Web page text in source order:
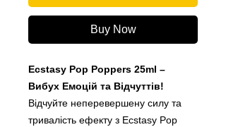
Buy Now
Ecstasy Pop Poppers 25ml –
Вибух Емоцій та Відчуттів!
Відчуйте неперевершену силу та
тривалість ефекту з Ecstasy Pop